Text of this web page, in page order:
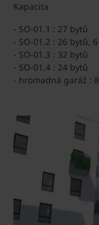
Kapacita
- SO-01.1 : 27 bytů
- SO-01.2 : 26 bytů,
- SO-01.3 : 32 bytů
- SO-01.4 : 24 bytů
- hromadná garáž :